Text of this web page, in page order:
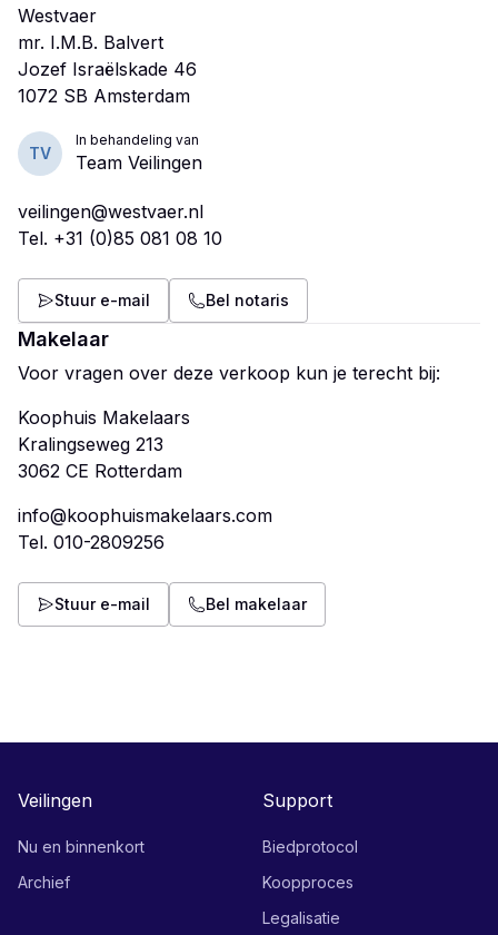
Westvaer
mr. I.M.B. Balvert
Jozef Israëlskade 46
TV
In behandeling van
Team Veilingen
veilingen@westvaer.nl
Tel. +31 (0)85 081 08 10
Stuur e-mail Bel notaris
Makelaar
Voor vragen over deze verkoop kun je terecht bij:
Koophuis Makelaars
Kralingseweg 213
info@koophuismakelaars.com
Tel. 010-2809256
Stuur e-mail Bel makelaar
Veilingen
Nu en binnenkort
Archief
Support
Biedprotocol
Koopproces
Legalisatie